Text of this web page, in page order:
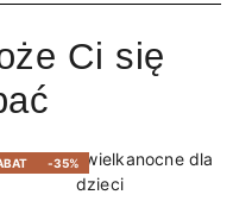
Ci się
-35%